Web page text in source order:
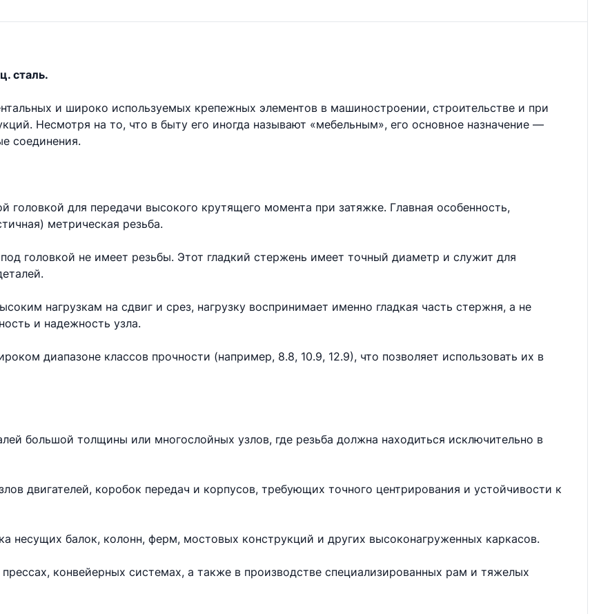
сталь.
и широко используемых крепежных элементов в машиностроении, строительстве и при
Несмотря на то, что в быту его иногда называют «мебельным», его основное назначение —
соединения.
головкой для передачи высокого крутящего момента при затяжке. Главная особенность,
метрическая резьба.
головкой не имеет резьбы. Этот гладкий стержень имеет точный диаметр и служит для
нагрузкам на сдвиг и срез, нагрузку воспринимает именно гладкая часть стержня, а не
и надежность узла.
диапазоне классов прочности (например, 8.8, 10.9, 12.9), что позволяет использовать их в
большой толщины или многослойных узлов, где резьба должна находиться исключительно в
двигателей, коробок передач и корпусов, требующих точного центрирования и устойчивости к
несущих балок, колонн, ферм, мостовых конструкций и других высоконагруженных каркасов.
конвейерных системах, а также в производстве специализированных рам и тяжелых